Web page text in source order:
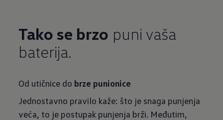
Tako se brzo puni vaša
baterija.
Od utičnice do brze punionice
Jednostavno pravilo kaže: što je snaga punjenja
veća, to je postupak punjenja brži. Međutim,